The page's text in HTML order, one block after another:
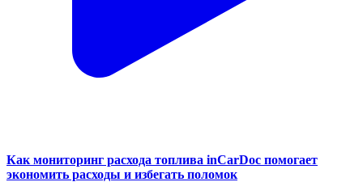
Как мониторинг расхода топлива inCarDoc помогает
экономить расходы и избегать поломок